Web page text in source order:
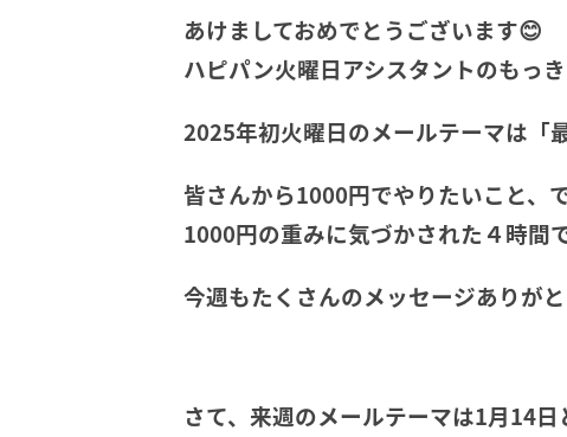
あけましておめでとうございます😊
ハピパン火曜日アシスタントのもっき
2025年初火曜日のメールテーマは「
皆さんから1000円でやりたいこと、
1000円の重みに気づかされた４時間
今週もたくさんのメッセージありがと
さて、来週のメールテーマは1月14日